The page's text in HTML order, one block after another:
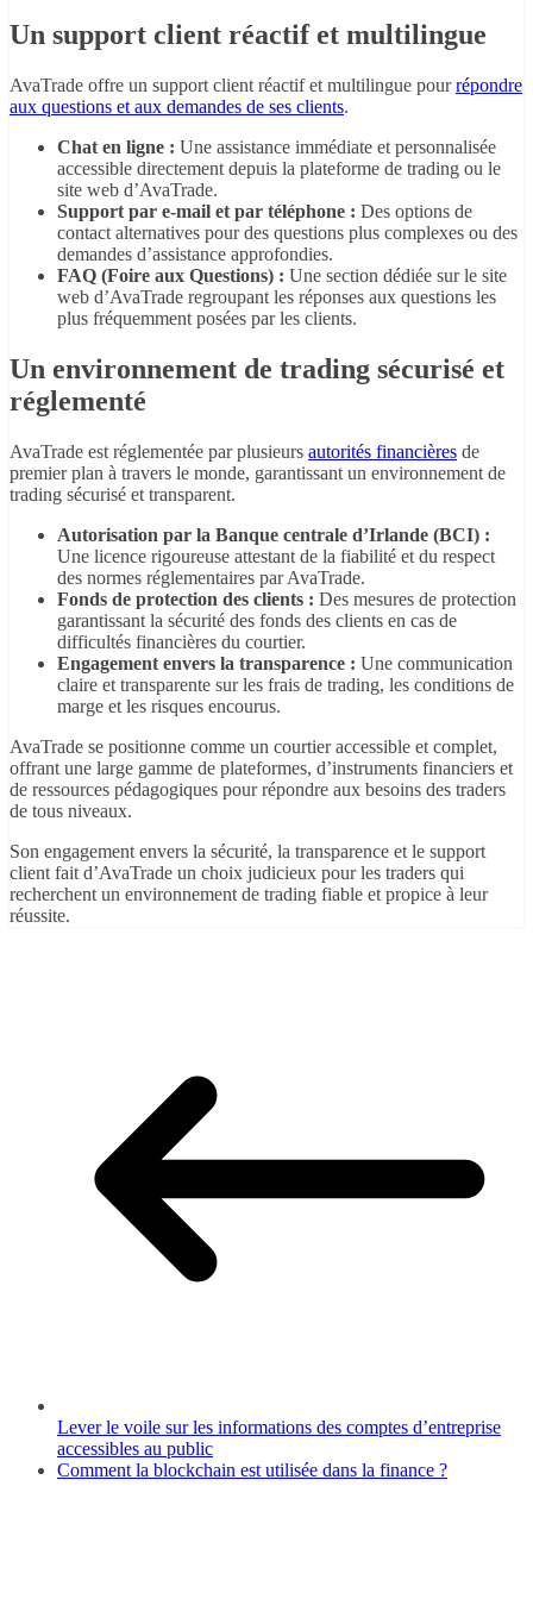
Un support client réactif et multilingue
AvaTrade offre un support client réactif et multilingue pourrépondre
aux questions et aux demandes de ses clients.
Chat en ligne : Une assistance immédiate et personnalisée
accessible directement depuis la plateforme de trading ou le
site web d’AvaTrade.
Support par e-mail et par téléphone : Des options de
contact alternatives pour des questions plus complexes ou des
demandes d’assistance approfondies.
FAQ (Foire aux Questions) : Une section dédiée sur le site
web d’AvaTrade regroupant les réponses aux questions les
plus fréquemment posées par les clients.
Un environnement de trading sécurisé et
réglementé
AvaTrade est réglementée par plusieurs autorités financières de
premier plan à travers le monde, garantissant un environnement de
trading sécurisé et transparent.
Autorisation par la Banque centrale d’Irlande (BCI) :
Une licence rigoureuse attestant de la fiabilité et du respect
des normes réglementaires par AvaTrade.
Fonds de protection des clients : Des mesures de protection
garantissant la sécurité des fonds des clients en cas de
difficultés financières du courtier.
Engagement envers la transparence : Une communication
claire et transparente sur les frais de trading, les conditions de
marge et les risques encourus.
AvaTrade se positionne comme un courtier accessible et complet,
offrant une large gamme de plateformes, d’instruments financiers et
de ressources pédagogiques pour répondre aux besoins des traders
de tous niveaux.
Son engagement envers la sécurité, la transparence et le support
client fait d’AvaTrade un choix judicieux pour les traders qui
recherchent un environnement de trading fiable et propice à leur
réussite.
Lever le voile sur les informations des comptes d’entreprise
accessibles au public
Comment la blockchain est utilisée dans la finance ?